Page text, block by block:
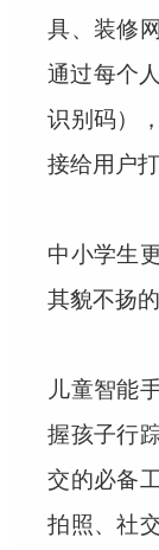
具、装修
通过每个
识别码）
接给用户打
中小学生
其貌不扬
儿童智能
握孩子行
交的必备
拍照、社